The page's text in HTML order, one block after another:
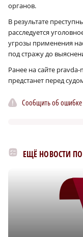
органов.
В результате
расследуется
угрозы применения
под стражу до
Ранее на сайте
предстанет перед
Сообщить об ошибке
ЕЩЁ НОВОСТИ